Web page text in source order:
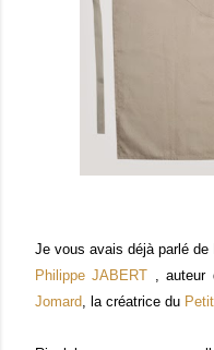
Je vous avais déjà parlé de
Philippe JABERT ,
Jomard , la créatrice du